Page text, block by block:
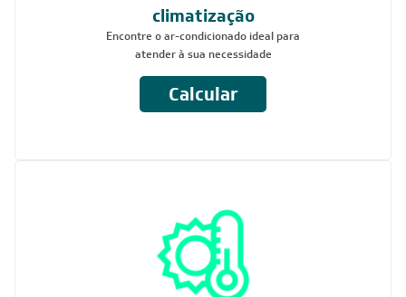
climatização
Encontre o ar-condicionado ideal para
atender à sua necessidade
Calcular